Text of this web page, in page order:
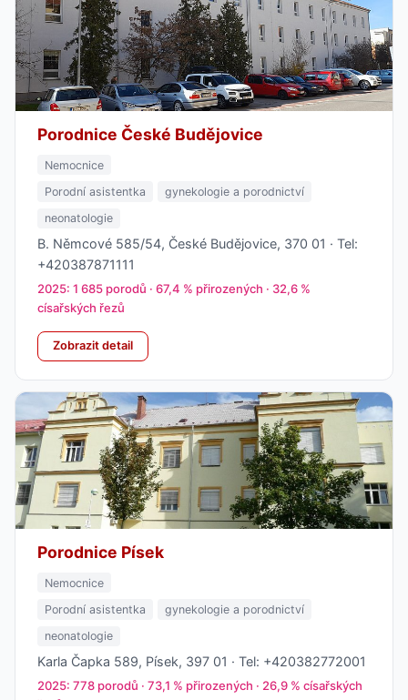
Porodnice České Budějovice
Nemocnice
Porodní asistentka
gynekologie a porodnictví
neonatologie
B. Němcové 585/54, České Budějovice, 370 01 · Tel:
+420387871111
2025: 1 685 porodů · 67,4 % přirozených · 32,6 %
císařských řezů
Zobrazit detail
Porodnice Písek
Nemocnice
Porodní asistentka
gynekologie a porodnictví
neonatologie
Karla Čapka 589, Písek, 397 01 · Tel: +420382772001
2025: 778 porodů · 73,1 % přirozených · 26,9 % císařských